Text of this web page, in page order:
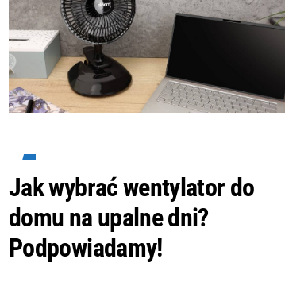
Jak wybrać wentylator do
domu na upalne dni?
Podpowiadamy!